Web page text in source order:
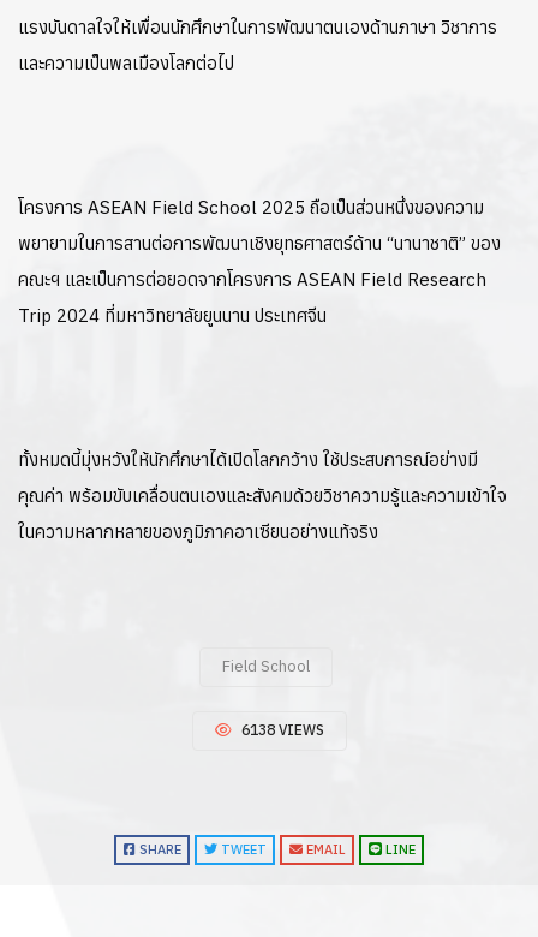
แรงบันดาลใจให้เพื่อนนักศึกษาในการพัฒนาตนเองด้านภาษา วิชาการ
และความเป็นพลเมืองโลกต่อไป
โครงการ ASEAN Field School 2025 ถือเป็นส่วนหนึ่งของความ
พยายามในการสานต่อการพัฒนาเชิงยุทธศาสตร์ด้าน “นานาชาติ” ของ
คณะฯ และเป็นการต่อยอดจากโครงการ ASEAN Field Research
Trip 2024 ที่มหาวิทยาลัยยูนนาน ประเทศจีน
ทั้งหมดนี้มุ่งหวังให้นักศึกษาได้เปิดโลกกว้าง ใช้ประสบการณ์อย่างมี
คุณค่า พร้อมขับเคลื่อนตนเองและสังคมด้วยวิชาความรู้และความเข้าใจ
ในความหลากหลายของภูมิภาคอาเซียนอย่างแท้จริง
Field School
6138 VIEWS
SHARE TWEET EMAIL LINE